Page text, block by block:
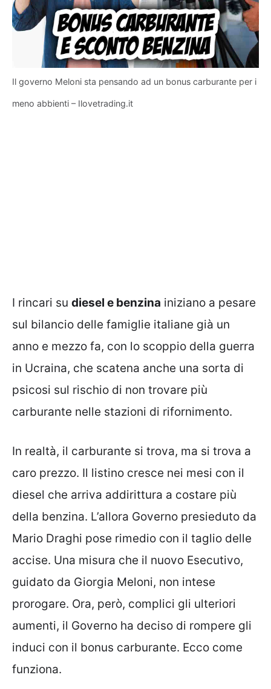
Il governo Meloni sta pensando ad un bonus carburante per i
meno abbienti – Ilovetrading.it
I rincari su diesel e benzina iniziano a pesare
sul bilancio delle famiglie italiane già un
anno e mezzo fa, con lo scoppio della guerra
in Ucraina, che scatena anche una sorta di
psicosi sul rischio di non trovare più
carburante nelle stazioni di rifornimento.
In realtà, il carburante si trova, ma si trova a
caro prezzo. Il listino cresce nei mesi con il
diesel che arriva addirittura a costare più
della benzina. L’allora Governo presieduto da
Mario Draghi pose rimedio con il taglio delle
accise. Una misura che il nuovo Esecutivo,
guidato da Giorgia Meloni, non intese
prorogare. Ora, però, complici gli ulteriori
aumenti, il Governo ha deciso di rompere gli
induci con il bonus carburante. Ecco come
funziona.